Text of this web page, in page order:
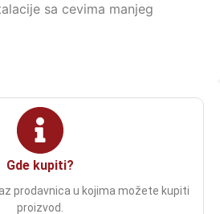
sa cevima manjeg
Gde kupiti?
prodavnica u kojima možete kupiti
proizvod.